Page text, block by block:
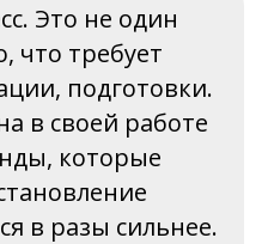
Это не один
что требует
подготовки.
в своей работе
которые
в разы сильнее.